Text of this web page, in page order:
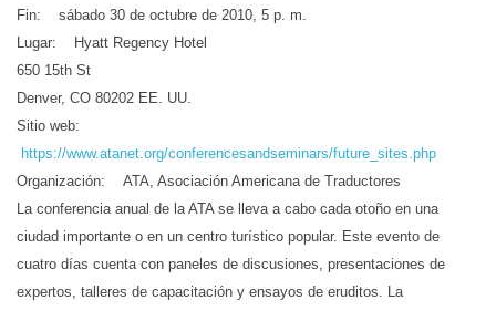
Fin: sábado 30 de octubre de 2010, 5 p. m.
Lugar: Hyatt Regency Hotel
650 15th St
Denver, CO 80202 EE. UU.
Sitio web:
https://www.atanet.org/conferencesandseminars/future_sites.php
Organización: ATA, Asociación Americana de Traductores
La conferencia anual de la ATA se lleva a cabo cada otoño en una
ciudad importante o en un centro turístico popular. Este evento de
cuatro días cuenta con paneles de discusiones, presentaciones de
expertos, talleres de capacitación y ensayos de eruditos. La